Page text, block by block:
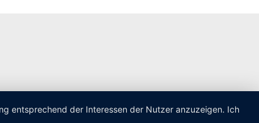
entsprechend der Interessen der Nutzer anzuzeigen. Ich